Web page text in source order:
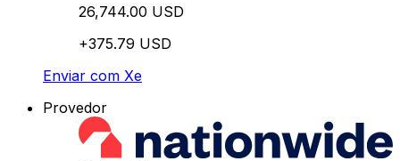
26,744.00 USD
+375.79 USD
Enviar com Xe
Provedor